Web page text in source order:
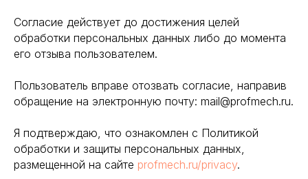
Согласие действует до достижения целей
обработки персональных данных либо до момента
его отзыва пользователем.
Пользователь вправе отозвать согласие, направив
обращение на электронную почту: mail@profmech.ru.
Я подтверждаю, что ознакомлен с Политикой
обработки и защиты персональных данных,
размещенной на сайте profmech.ru/privacy.
Разработка и поддержка — Студия
Банан
Контакты: Г. Уфа, Нагаевское
Телефон: +7 (917) 344-06-37